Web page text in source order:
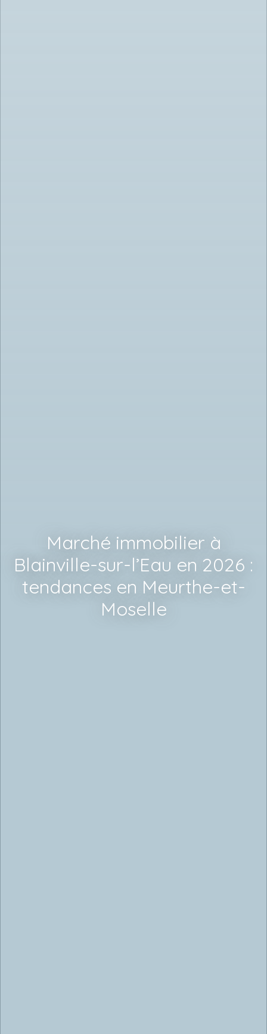
Marché immobilier à
Blainville-sur-l’Eau en 2026 :
tendances en Meurthe-et-
Moselle